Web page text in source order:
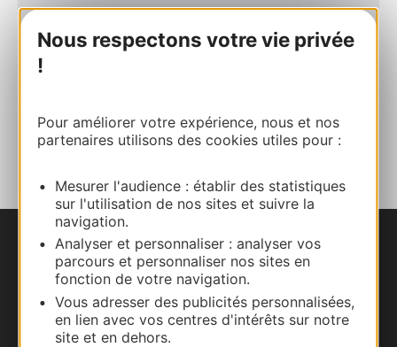
Nous respectons votre vie privée
!
Pour améliorer votre expérience, nous et nos
partenaires utilisons des cookies utiles pour :
Mesurer l'audience : établir des statistiques
sur l'utilisation de nos sites et suivre la
navigation.
Analyser et personnaliser : analyser vos
parcours et personnaliser nos sites en
fonction de votre navigation.
Vous adresser des publicités personnalisées,
en lien avec vos centres d'intérêts sur notre
site et en dehors.
AJOUTER
AU CARNET
Nous contacter
Carte interactive
Documentation